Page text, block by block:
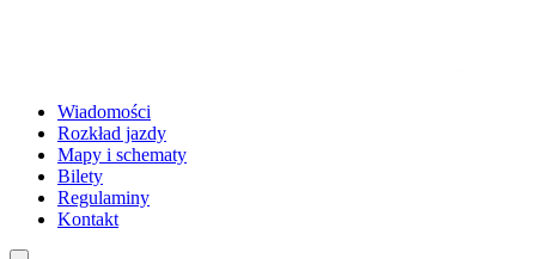
Wiadomości
Rozkład jazdy
Mapy i schematy
Bilety
Regulaminy
Kontakt